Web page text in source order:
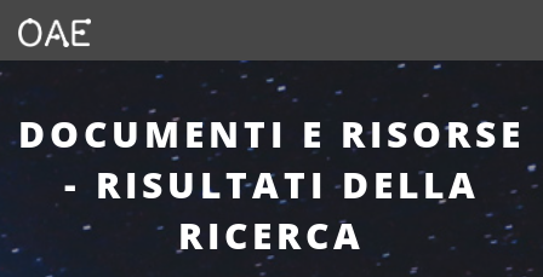
DOCUMENTI E RISORSE
- RISULTATI DELLA
RICERCA